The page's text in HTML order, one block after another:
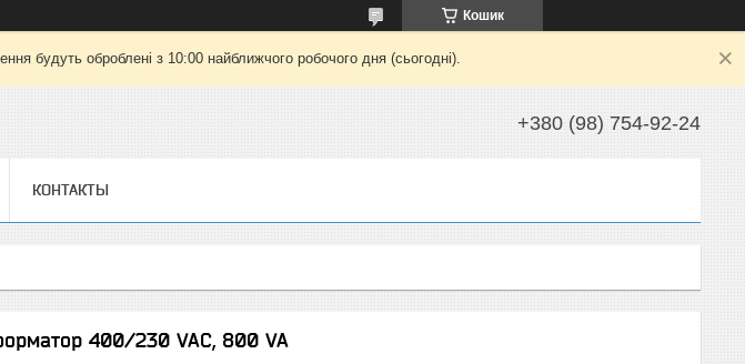
Кошик
будуть оброблені з 10:00 найближчого робочого дня (сьогодні).
+380 (98) 754-92-24
КОНТАКТЫ
400/230 VAC, 800 VA